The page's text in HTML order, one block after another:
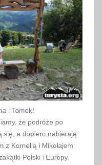
i Tomek!
że podróże po
się, a dopiero nabierają
z Kornelią i Mikołajem
Polski i Europy.